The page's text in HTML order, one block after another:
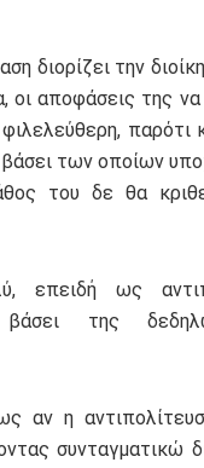
διορίζει την
αποφάσεις της να
παρότι
των οποίων
του δε θα
επειδή ως
βάσει της
αν η
συνταγματικώ